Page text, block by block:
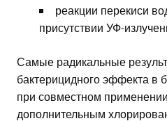
реакции перекиси
присутствии УФ-
Самые радикальные
бактерицидного эффекта в
при совместном
дополнительным